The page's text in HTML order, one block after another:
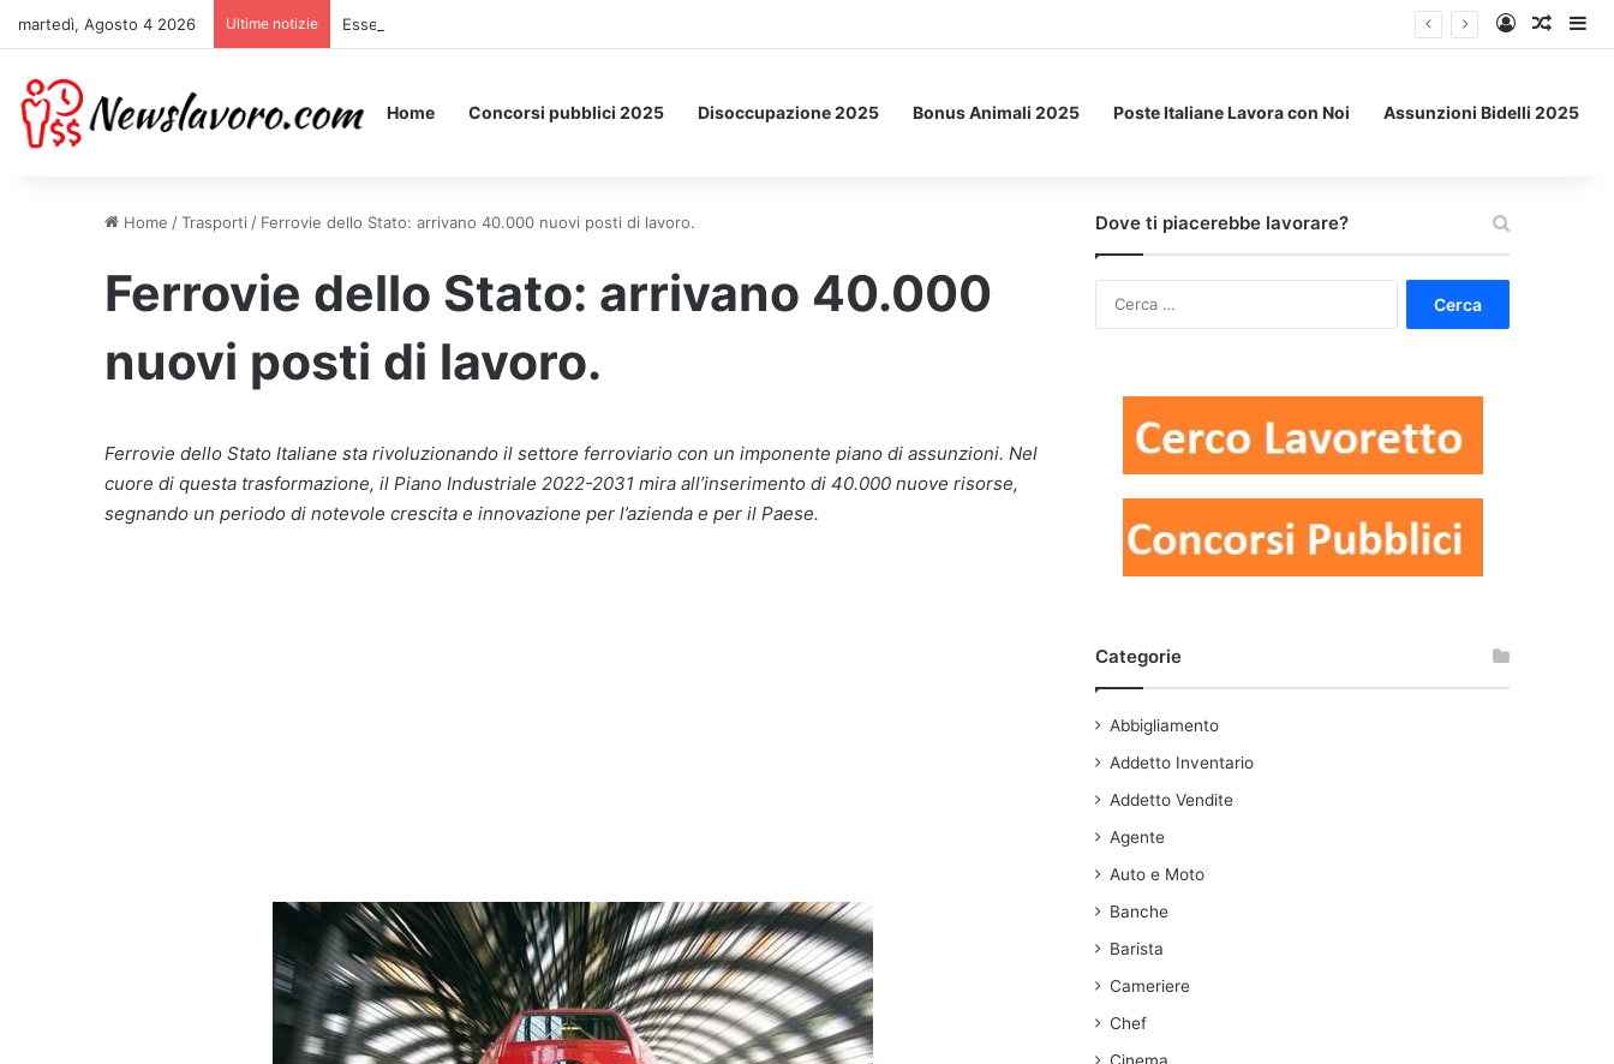
martedì, Agosto 4 2026 Ultime notizie Essere Pagati per Stare a Letto: ecco l’esperimento spaziale. Accedi
Un
Home Concorsi pubblici 2025 Disoccupazione 2025 Bonus Animali 2025 Poste Italiane Lavora con Noi Assunzioni Bidelli 2025
Home /Trasporti / Ferrovie dello Stato: arrivano 40.000 nuovi posti di lavoro.
Ferrovie dello Stato: arrivano 40.000
nuovi posti di lavoro.
Ferrovie dello Stato Italiane sta rivoluzionando il settore ferroviario con un imponente piano di assunzioni. Nel
cuore di questa trasformazione, il Piano Industriale 2022-2031 mira all’inserimento di 40.000 nuove risorse,
segnando un periodo di notevole crescita e innovazione per l’azienda e per il Paese.
Dove ti piacerebbe lavorare?
Categorie
Abbigliamento
Addetto Inventario
Addetto Vendite
Agente
Auto e Moto
Banche
Barista
Cameriere
Chef
Cinema